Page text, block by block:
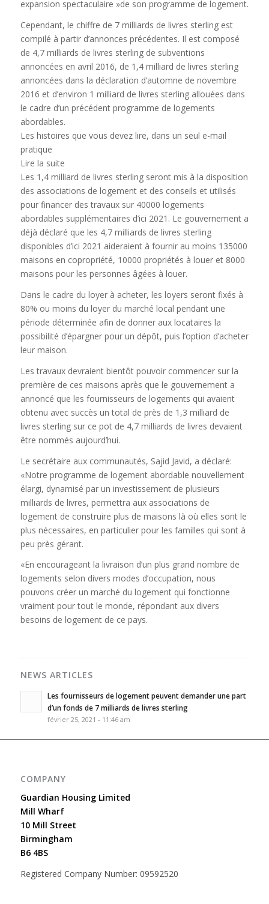
expansion spectaculaire »de son programme de logement.
Cependant, le chiffre de 7 milliards de livres sterling est
compilé à partir d’annonces précédentes. Il est composé
de 4,7 milliards de livres sterling de subventions
annoncées en avril 2016, de 1,4 milliard de livres sterling
annoncées dans la déclaration d’automne de novembre
2016 et d’environ 1 milliard de livres sterling allouées dans
le cadre d’un précédent programme de logements
abordables.
Les histoires que vous devez lire, dans un seul e-mail
pratique
Lire la suite
Les 1,4 milliard de livres sterling seront mis à la disposition
des associations de logement et des conseils et utilisés
pour financer des travaux sur 40000 logements
abordables supplémentaires d’ici 2021. Le gouvernement a
déjà déclaré que les 4,7 milliards de livres sterling
disponibles d’ici 2021 aideraient à fournir au moins 135000
maisons en copropriété, 10000 propriétés à louer et 8000
maisons pour les personnes âgées à louer.
Dans le cadre du loyer à acheter, les loyers seront fixés à
80% ou moins du loyer du marché local pendant une
période déterminée afin de donner aux locataires la
possibilité d’épargner pour un dépôt, puis l’option d’acheter
leur maison.
Les travaux devraient bientôt pouvoir commencer sur la
première de ces maisons après que le gouvernement a
annoncé que les fournisseurs de logements qui avaient
obtenu avec succès un total de près de 1,3 milliard de
livres sterling sur ce pot de 4,7 milliards de livres devaient
être nommés aujourd’hui.
Le secrétaire aux communautés, Sajid Javid, a déclaré:
«Notre programme de logement abordable nouvellement
élargi, dynamisé par un investissement de plusieurs
milliards de livres, permettra aux associations de
logement de construire plus de maisons là où elles sont le
plus nécessaires, en particulier pour les familles qui sont à
peu près gérant.
«En encourageant la livraison d’un plus grand nombre de
logements selon divers modes d’occupation, nous
pouvons créer un marché du logement qui fonctionne
vraiment pour tout le monde, répondant aux divers
besoins de logement de ce pays.
NEWS ARTICLES
Les fournisseurs de logement peuvent demander une part
d’un fonds de 7 milliards de livres sterling
février 25, 2021 - 11:46 am
COMPANY
Guardian Housing Limited
Mill Wharf
10 Mill Street
Birmingham
B6 4BS
Registered Company Number: 09592520